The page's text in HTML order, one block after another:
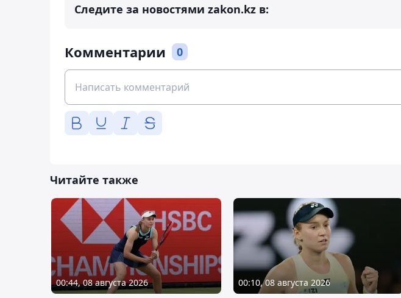
Следите за новостями zakon.kz в:
Комментарии 0
Читайте также
00:44, 08 августа 2026 00:10, 08 августа 2026